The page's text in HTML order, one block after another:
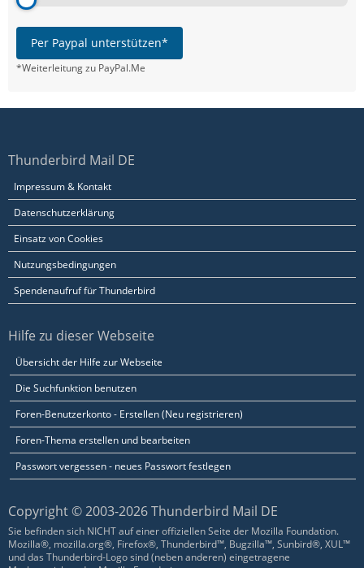
Per Paypal unterstützen*
*Weiterleitung zu PayPal.Me
Thunderbird Mail DE
Impressum & Kontakt
Datenschutzerklärung
Einsatz von Cookies
Nutzungsbedingungen
Spendenaufruf für Thunderbird
Hilfe zu dieser Webseite
Übersicht der Hilfe zur Webseite
Die Suchfunktion benutzen
Foren-Benutzerkonto - Erstellen (Neu registrieren)
Foren-Thema erstellen und bearbeiten
Passwort vergessen - neues Passwort festlegen
Copyright © 2003-2026 Thunderbird Mail DE
Sie befinden sich NICHT auf einer offiziellen Seite der Mozilla Foundation.
Mozilla®, mozilla.org®, Firefox®, Thunderbird™, Bugzilla™, Sunbird®, XUL™
und das Thunderbird-Logo sind (neben anderen) eingetragene